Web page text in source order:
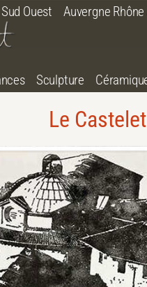
Sud Ouest Auvergne
Sculpture
Le Castelet